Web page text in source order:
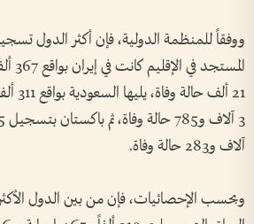
ووفقاً للمنظمة الدولية، فإن أكثر الدول
آلاف و283 حالة وفاة.
وبحسب الإحصائيات، فإن من بين الدول